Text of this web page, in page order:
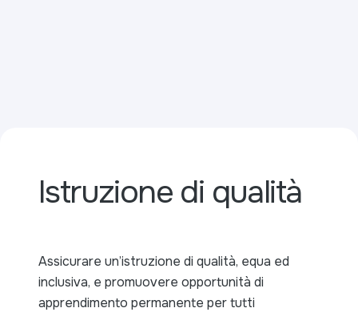
Istruzione di qualità
Assicurare un’istruzione di qualità, equa ed
inclusiva, e promuovere opportunità di
apprendimento permanente per tutti